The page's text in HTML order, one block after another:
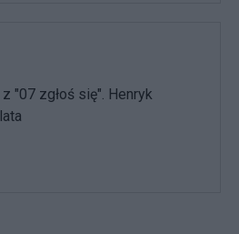
"07 zgłoś się". Henryk